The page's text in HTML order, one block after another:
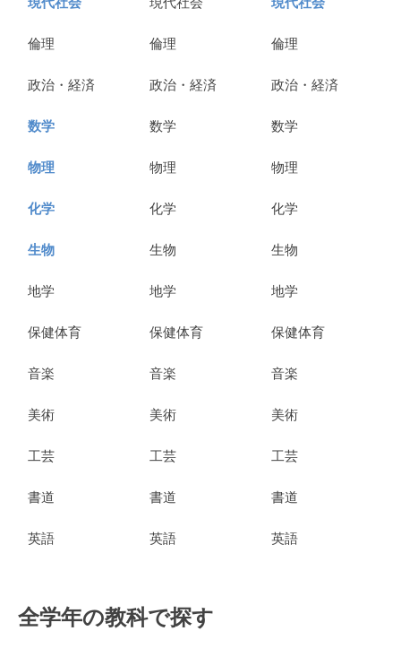
倫理 倫理 倫理
政治・経済 政治・経済 政治・経済
数学 数学 数学
物理 物理 物理
化学 化学 化学
生物 生物 生物
地学 地学 地学
保健体育 保健体育 保健体育
音楽 音楽 音楽
美術 美術 美術
工芸 工芸 工芸
書道 書道 書道
英語 英語 英語
全学年の教科で探す